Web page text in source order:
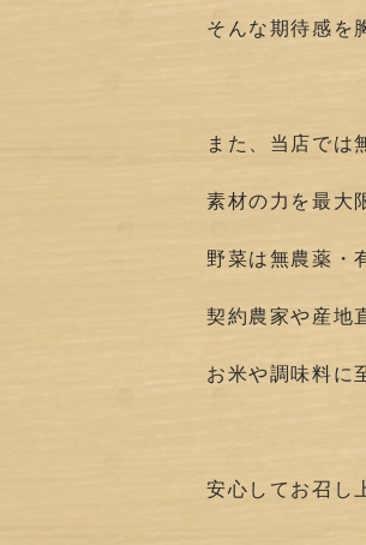
そんな期待感を
また、当店では
素材の力を最大
野菜は無農薬・
契約農家や産地
お米や調味料に
安心してお召し